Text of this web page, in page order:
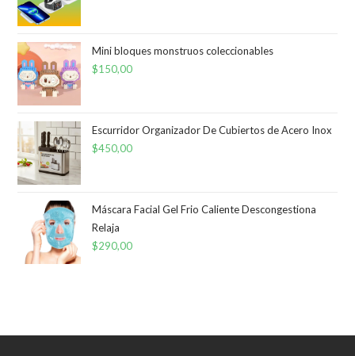
Mini bloques monstruos coleccionables
$150,00
Escurridor Organizador De Cubiertos de Acero Inox
$450,00
Máscara Facial Gel Frio Caliente Descongestiona
Relaja
$290,00